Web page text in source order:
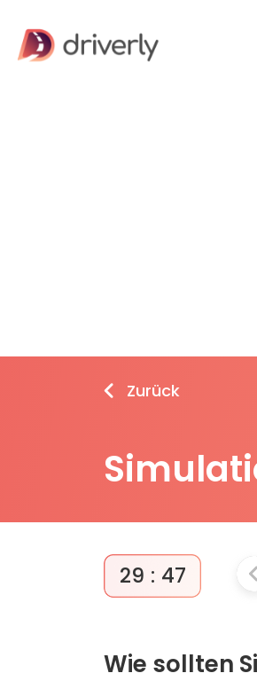
Zurück
29 : 46
20 21
Wie sollten